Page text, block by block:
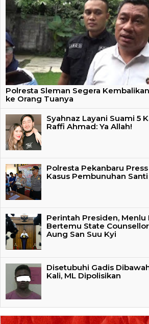
Polresta Sleman Segera
ke Orang Tuanya
Syahnaz Layani Suami 5
Raffi Ahmad: Ya Allah!
Polresta Pekanbaru
Kasus Pembunuhan
Perintah Presiden, Menlu
Bertemu State
Aung San Suu Kyi
Disetubuhi Gadis
Kali, ML Dipolisikan